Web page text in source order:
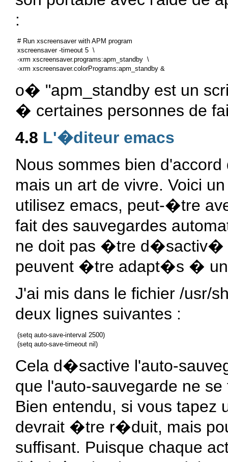
:
# Run xscreensaver with APM program
xscreensaver -timeout 5  \
-xrm xscreensaver.programs:apm_standby  \
o� "apm_standby est un
� certaines personnes de
4.8 L'�diteur emacs
Nous sommes bien
mais un art de vivre. Voici
utilisez emacs, peut-�tre
fait des sauvegardes
ne doit pas �tre d�sactiv�
peuvent �tre adapt�s �
J'ai mis dans le fichier /usr/
deux lignes suivantes :
(setq auto-save-interval 2500)
Cela d�sactive l'auto-
que l'auto-sauvegarde ne
Bien entendu, si vous
devrait �tre r�duit, mais
suffisant. Puisque chaque